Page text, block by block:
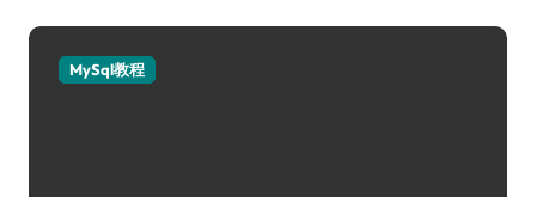
MySql教程